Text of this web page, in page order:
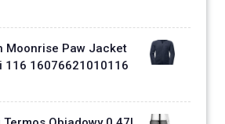
Moonrise Paw Jacket
116 16076621010116